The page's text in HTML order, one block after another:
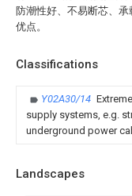
防潮性好、不易断芯、
优点。
Classifications
Y02A30/14
supply systems, e.g.
underground power
Landscapes